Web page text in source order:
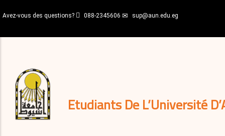
au
principal
Avez-vous des questions? 088-2345606 sup@aun.edu.eg
Etudiants De L’Université
décisions
Expatriés
Journal